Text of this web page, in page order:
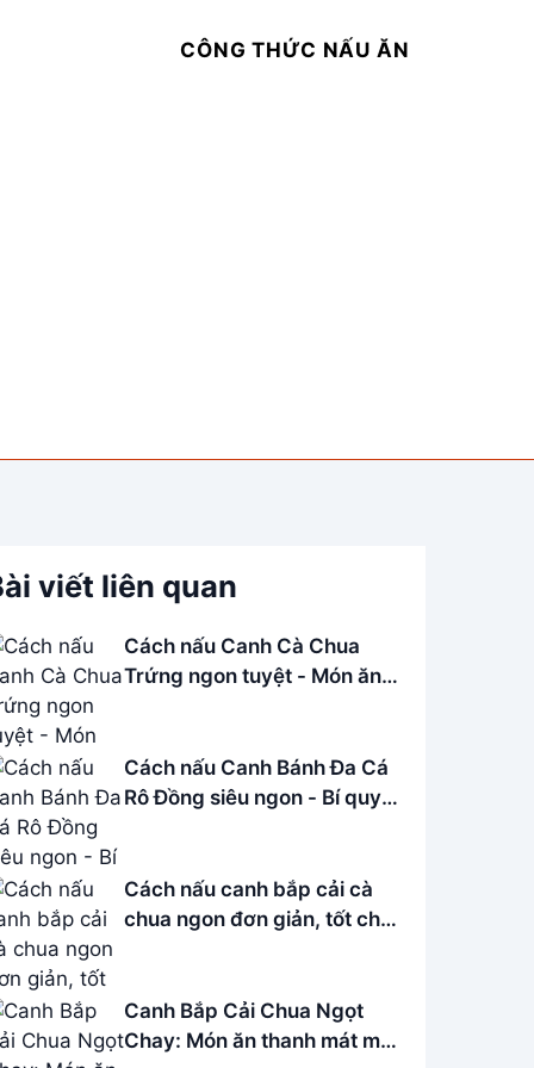
CÔNG THỨC NẤU ĂN
viết liên quan
Cách nấu Canh Cà Chua
Trứng ngon tuyệt - Món ăn
Cách nấu Canh Bánh Đa Cá
Rô Đồng siêu ngon - Bí quyết
Cách nấu canh bắp cải cà
chua ngon đơn giản, tốt cho
Canh Bắp Cải Chua Ngọt
Chay: Món ăn thanh mát mùa